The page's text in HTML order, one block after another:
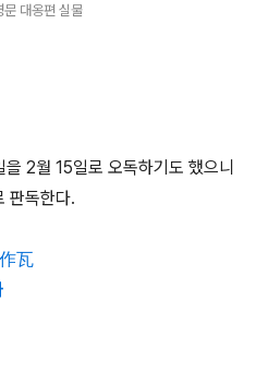
문 대옹편 실물
2월 15일로 오독하기도 했으니
판독한다.
瓦